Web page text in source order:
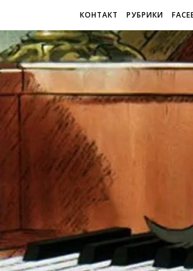
КОНТАКТ РУБРИКИ